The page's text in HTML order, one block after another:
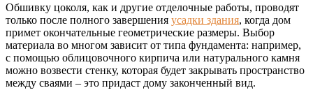
Обшивку цоколя, как и другие отделочные работы, проводят
только после полного завершения усадки здания, когда дом
примет окончательные геометрические размеры. Выбор
материала во многом зависит от типа фундамента: например,
с помощью облицовочного кирпича или натурального камня
можно возвести стенку, которая будет закрывать пространство
между сваями – это придаст дому законченный вид.